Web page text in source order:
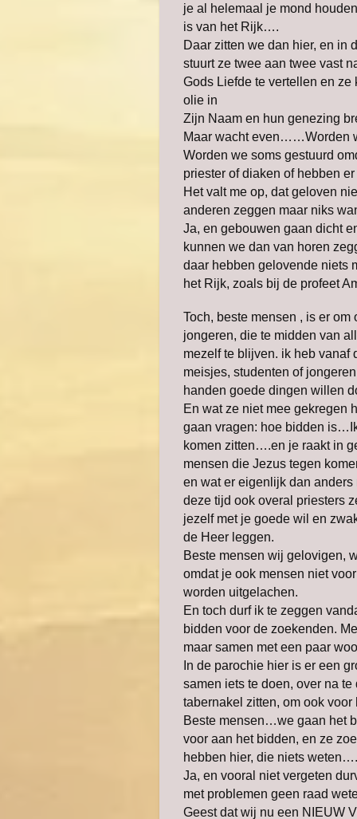
je al helemaal je mond
is van het Rijk….
Daar zitten we dan hier, en in
stuurt ze twee aan twee vast
Gods Liefde te vertellen en
olie in
Zijn Naam en hun genezing
Maar wacht even……Worden
Worden we soms gestuurd
priester of diaken of hebben
Het valt me op, dat geloven
anderen zeggen maar niks
Ja, en gebouwen gaan dicht
kunnen we dan van horen
daar hebben gelovende niets
het Rijk, zoals bij de profeet
Toch, beste mensen , is er
jongeren, die te midden van
mezelf te blijven. ik heb
meisjes, studenten of
handen goede dingen willen
En wat ze niet mee
gaan vragen: hoe bidden
komen zitten….en je raakt in
mensen die Jezus tegen
en wat er eigenlijk dan anders
deze tijd ook overal priesters
jezelf met je goede wil en
de Heer leggen.
Beste mensen wij gelovigen,
omdat je ook mensen niet
worden uitgelachen.
En toch durf ik te zeggen
bidden voor de zoekenden.
maar samen met een paar
In de parochie hier is er een
samen iets te doen, over na
tabernakel zitten, om ook
Beste mensen…we gaan het
voor aan het bidden, en ze
hebben hier, die niets
Ja, en vooral niet vergeten
met problemen geen raad
Geest dat wij nu een NIEUW